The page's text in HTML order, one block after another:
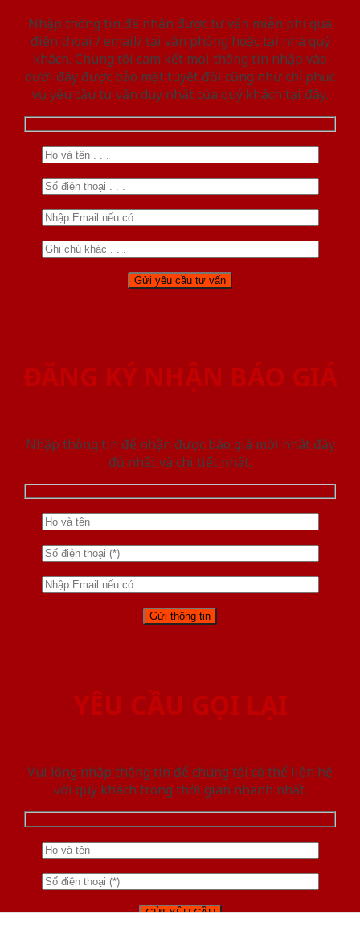
Nhập thông tin để nhận được tư vấn miễn phí qua
điện thoại / email/ tại văn phòng hoặc tại nhà quý
khách. Chúng tôi cam kết mọi thông tin nhập vào
dưới đây được bảo mật tuyệt đối cũng như chỉ phục
vụ yêu cầu tư vấn duy nhất của quý khách tại đây.
ĐĂNG KÝ NHẬN BÁO GIÁ
Nhập thông tin để nhận được báo giá mới nhât đầy
đủ nhất và chi tiết nhất.
YÊU CẦU GỌI LẠI
Vui lòng nhập thông tin để chúng tôi có thể liên hệ
với quý khách trong thời gian nhanh nhất.